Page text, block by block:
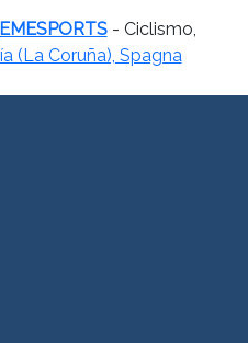
EMESPORTS- Ciclismo,
(La Coruña), Spagna